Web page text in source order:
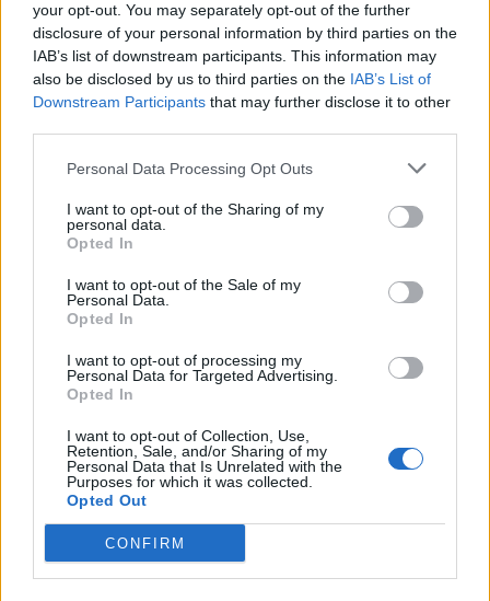
your opt-out. You may separately opt-out of the further
disclosure of your personal information by third parties on the
IAB’s list of downstream participants. This information may
also be disclosed by us to third parties on the IAB’s List of
Downstream Participants that may further disclose it to other
Personal Data Processing Opt Outs
I want to opt-out of the Sharing of my
personal data.
Opted In
I want to opt-out of the Sale of my
Personal Data.
Opted In
I want to opt-out of processing my
Personal Data for Targeted Advertising.
Opted In
I want to opt-out of Collection, Use,
Retention, Sale, and/or Sharing of my
Personal Data that Is Unrelated with the
Purposes for which it was collected.
Opted Out
CONFIRM
CRÓNICAS
Crónica – Heróis do Deserto (crónica de
fevereiro)
POR Pedro Alpiarça Quando os vossos olhos
percorrerem estas linhas, o Rally Dakar 2026 estará
concluído. Os consagrados terão...
REDAÇÃO 27 JULHO, 2026